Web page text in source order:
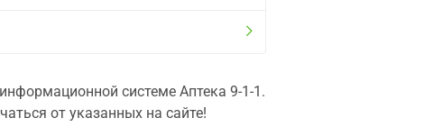
системе Аптека 9-1-1.
от указанных на сайте!